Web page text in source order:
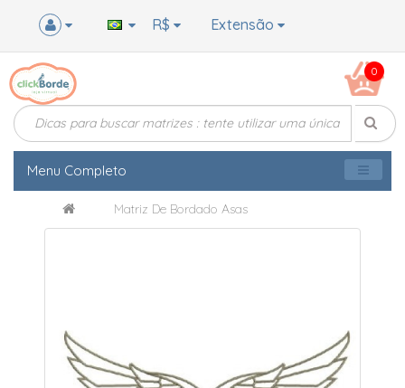
Extensão
R$
0
Menu Completo
Matriz De Bordado Asas